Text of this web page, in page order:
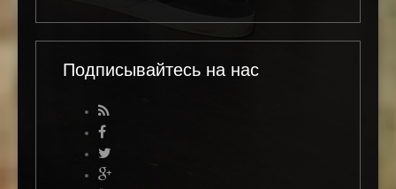
Подписывайтесь на нас